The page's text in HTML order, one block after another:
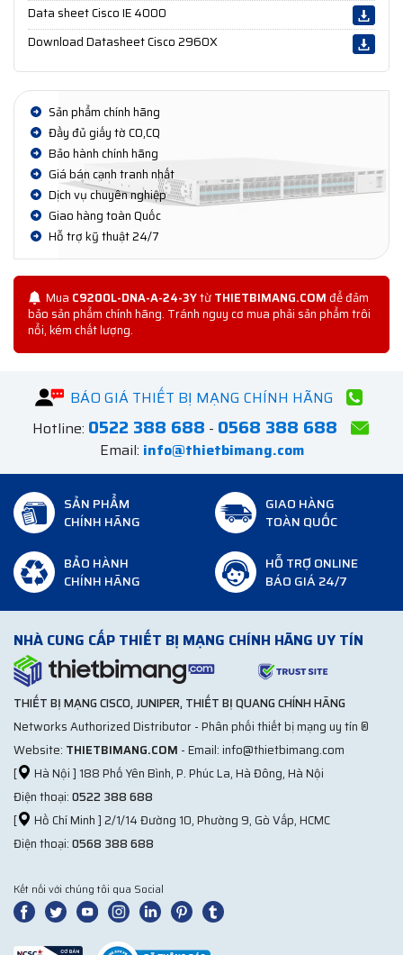
Data sheet Cisco IE 4000
Download Datasheet Cisco 2960X
Sản phẩm chính hãng
Đầy đủ giấy tờ CO,CQ
Bảo hành chính hãng
Giá bán cạnh tranh nhất
Dịch vụ chuyên nghiệp
Giao hàng toàn Quốc
Hỗ trợ kỹ thuật 24/7
Mua C9200L-DNA-A-24-3YtừTHIETBIMANG.COMđể đảm
bảo sản phẩm chính hãng. Tránh nguy cơ mua phải sản phẩm trôi
nổi, kém chất lượng.
BÁO GIÁ THIẾT BỊ MẠNG CHÍNH HÃNG
Hotline: 0522 388 688 - 0568 388 688
Email: info@thietbimang.com
SẢN PHẨM
CHÍNH HÃNG
GIAO HÀNG
TOÀN QUỐC
BẢO HÀNH
CHÍNH HÃNG
HỖ TRỢ ONLINE
BÁO GIÁ 24/7
NHÀ CUNG CẤP THIẾT BỊ MẠNG CHÍNH HÃNG UY TÍN
THIẾT BỊ MẠNG CISCO, JUNIPER, THIẾT BỊ QUANG CHÍNH HÃNG
Networks Authorized Distributor - Phân phối thiết bị mạng uy tín ®
Website: THIETBIMANG.COM - Email: info@thietbimang.com
[
Hà Nội ] 188 Phố Yên Bình, P. Phúc La, Hà Đông, Hà Nội
Điện thoại:0522 388 688
[
Hồ Chí Minh ] 2/1/14 Đường 10, Phường 9, Gò Vấp, HCMC
Điện thoại:0568 388 688
Kết nối với chúng tôi qua Social